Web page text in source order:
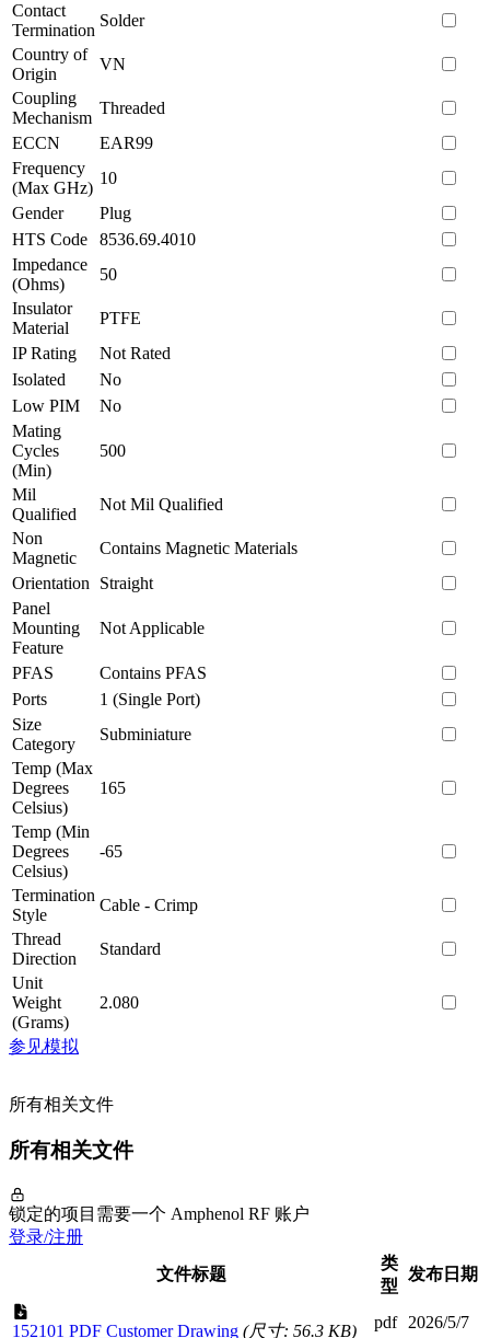
Contact
Termination
Solder
Country of
Origin
VN
Coupling
Mechanism
Threaded
ECCN
EAR99
Frequency
(Max GHz)
10
Gender
Plug
HTS Code
8536.69.4010
Impedance
(Ohms)
50
Insulator
Material
PTFE
IP Rating
Not Rated
Isolated
No
Low PIM
No
Mating
Cycles
(Min)
500
Mil
Qualified
Not Mil Qualified
Non
Magnetic
Contains Magnetic Materials
Orientation
Straight
Panel
Mounting
Feature
Not Applicable
PFAS
Contains PFAS
Ports
1 (Single Port)
Size
Category
Subminiature
Temp (Max
Degrees
Celsius)
165
Temp (Min
Degrees
Celsius)
-65
Termination
Style
Cable - Crimp
Thread
Direction
Standard
Unit
Weight
(Grams)
2.080
参见模拟
所有相关文件
所有相关文件
锁定的项目需要一个 Amphenol RF 账户
登录/注册
文件标题
类
型
发布日期
152101 PDF Customer Drawing (尺寸: 56.3 KB) pdf 2026/5/7